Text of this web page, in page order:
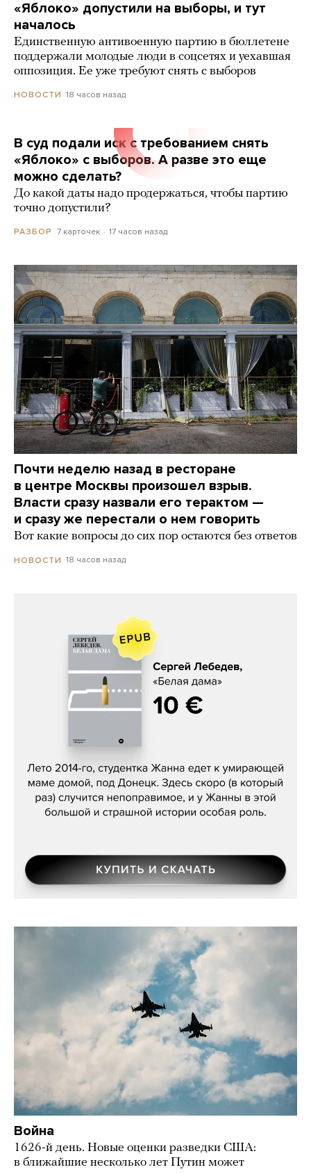
«Яблоко» допустили на выборы, и тут
началось
Единственную антивоенную партию в бюллетене
поддержали молодые люди в соцсетях и уехавшая
оппозиция. Ее уже требуют снять с выборов
НОВОСТИ 18 часов назад
В суд подали иск с требованием снять
«Яблоко» с выборов. А разве это еще
можно сделать?
До какой даты надо продержаться, чтобы партию
точно допустили?
РАЗБОР 7 карточек 17 часов назад
Почти неделю назад в ресторане
в центре Москвы произошел взрыв.
Власти сразу назвали его терактом —
и сразу же перестали о нем говорить
Вот какие вопросы до сих пор остаются без ответов
НОВОСТИ 18 часов назад
Сергей Лебедев, «Белая дама»
Война
1626-й день. Новые оценки разведки США:
в ближайшие несколько лет Путин может